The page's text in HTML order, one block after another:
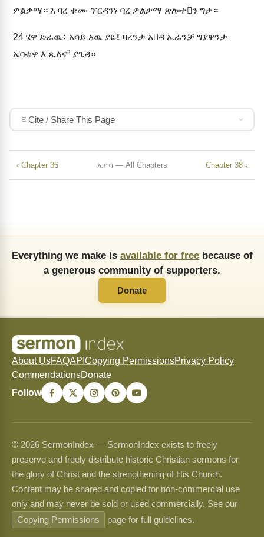
ዎልቃማ። እ ባረ ቱሙ ፕርዳንነ ባረ ዎልቃማ ጽሎተን ግታ።
24 ሄዋ ድራዉ፥ አሳይ አዉ ያዬ፤ ባረንታ አዳ ኤራንቻ ግያዋንታ
ኡባቱዋ እ ጼለና” ያጌዳ።
Cite / Share This Page
‹ Chapter 36 ኢዮባ — All Chapters Chapter 38 ›
Everything we make is available for freebecause of
a generous community of supporters.
Donate
About UsFAQAPI Copying PermissionsPrivacy Policy
CommendationsDonate
Follow
© 2026 SermonIndex — SermonIndex exists to freely
preserve and freely distribute historic Christian sermons for
the glory of Christ and the strengthening of His Church.
Content may be shared and copied for non-commercial use
only and may never be sold or used commercially. See our
Copying Permissions
page for full guidelines.